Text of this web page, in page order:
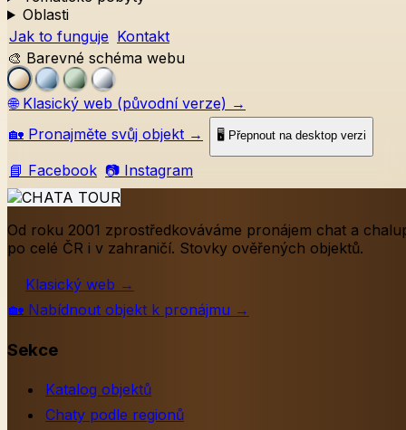
Oblasti
Jak to funguje Kontakt
🎨 Barevné schéma webu
🌐 Klasický web (původní verze) →
🏡 Pronajměte svůj objekt → 🖥️ Přepnout na desktop verzi
📘 Facebook 📷 Instagram
Od roku 2001 zprostředkováváme pronájem chat a
po celé ČR i v zahraničí. Stovky ověřených objektů.
Klasický web →
🏡 Nabídnout objekt k pronájmu →
Sekce
Katalog objektů
Chaty podle regionů